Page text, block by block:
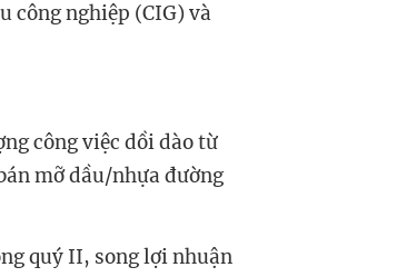
công nghiệp (CIG) và
công việc dồi dào từ
mỡ dầu/nhựa đường
quý II, song lợi nhuận